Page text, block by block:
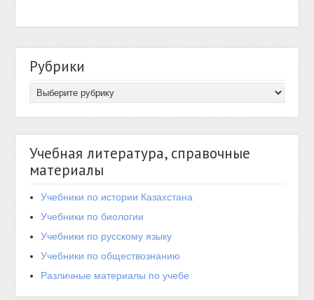
Рубрики
Учебная литература, справочные
материалы
Учебники по истории Казахстана
Учебники по биологии
Учебники по русскому языку
Учебники по обществознанию
Различные материалы по учебе